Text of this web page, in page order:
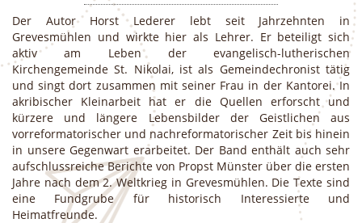
Der Autor Horst Lederer lebt seit Jahrzehnten in
Grevesmühlen und wirkte hier als Lehrer. Er beteiligt sich
aktiv am Leben der evangelisch-lutherischen
Kirchengemeinde St. Nikolai, ist als Gemeindechronist tätig
und singt dort zusammen mit seiner Frau in der Kantorei. In
akribischer Kleinarbeit hat er die Quellen erforscht und
kürzere und längere Lebensbilder der Geistlichen aus
vorreformatorischer und nachreformatorischer Zeit bis hinein
in unsere Gegenwart erarbeitet. Der Band enthält auch sehr
aufschlussreiche Berichte von Propst Münster über die ersten
Jahre nach dem 2. Weltkrieg in Grevesmühlen. Die Texte sind
eine Fundgrube für historisch Interessierte und
Heimatfreunde.